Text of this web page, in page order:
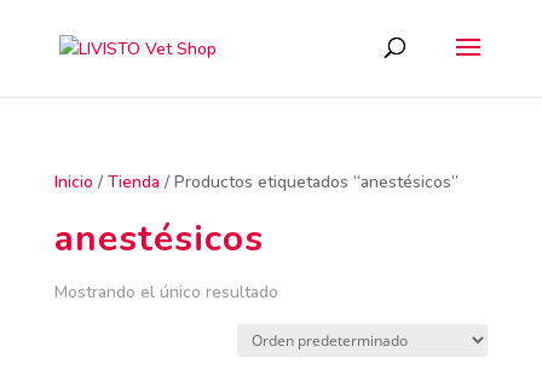
Inicio / Tienda / Productos etiquetados “anestésicos”
anestésicos
Mostrando el único resultado